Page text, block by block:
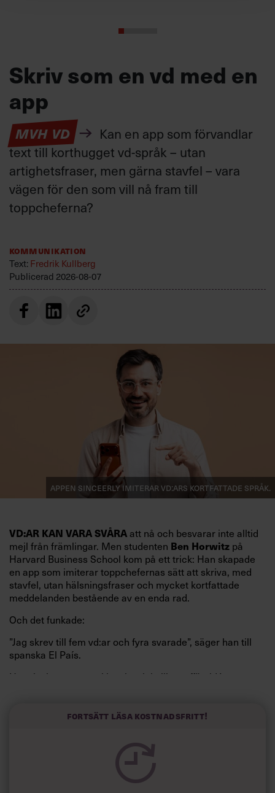
Skriv som en vd med en
app
MVH VD
Kan en app som förvandlar
text till korthugget vd-språk – utan
artighetsfraser, men gärna stavfel – vara
vägen för den som vill nå fram till
toppcheferna?
Kommunikation
Text:Fredrik Kullberg
Publicerad 2026-08-07
Appen Sinceerly imiterar vd:ars kortfattade språk.
VD:AR KAN VARA SVÅRAatt nå och besvarar inte alltid
mejl från främlingar. Men studenten Ben Horwitz på
Harvard Business School kom på ett trick: Han skapade
en app som imiterar toppchefernas sätt att skriva, med
stavfel, utan hälsningsfraser och mycket kortfattade
meddelanden bestående av en enda rad.
Och det funkade:
”Jag skrev till fem vd:ar och fyra svarade”, säger han till
spanska El País.
Horwitz har nu utvecklat sitt trick till en affärsidé: appen
kortfattat slarviga vd-stilen.
Fortsätt läsa kostnadsfritt!